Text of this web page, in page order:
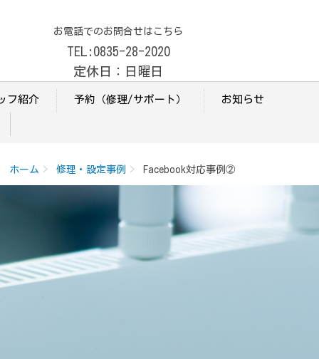
お電話でのお問合せはこちら
TEL:0835-28-2020
定休日：日曜日
フ紹介 予約（修理/サポート） お知らせ
ホーム 修理・設定事例 Facebook対応事例②